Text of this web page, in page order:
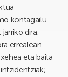
kontagailu
dira.
errealean
eta baita